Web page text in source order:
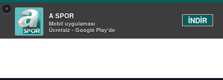
×
A SPOR
Mobil uygulaması
Ücretsiz - Google Play'de
İNDİR